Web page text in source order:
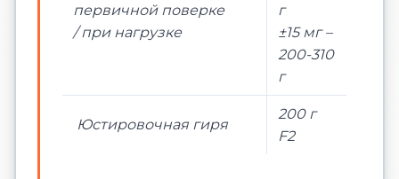
первичной поверке
/ при нагрузке
г
±15 мг –
200-310
г
Юстировочная гиря
200 г
F2